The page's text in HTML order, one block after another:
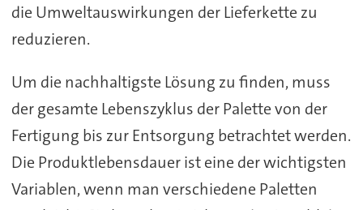
die Umweltauswirkungen der Lieferkette zu
reduzieren.
Um die nachhaltigste Lösung zu finden, muss
der gesamte Lebenszyklus der Palette von der
Fertigung bis zur Entsorgung betrachtet werden.
Die Produktlebensdauer ist eine der wichtigsten
Variablen, wenn man verschiedene Paletten